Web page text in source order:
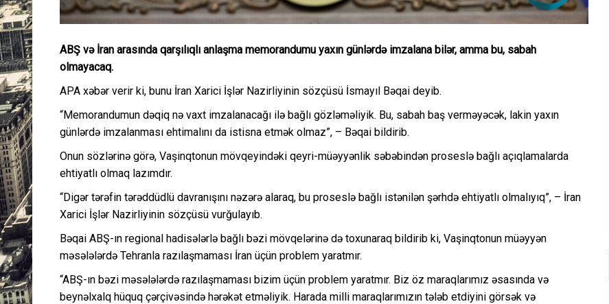
ABŞ və İran arasında qarşılıqlı anlaşma memorandumu yaxın günlərdə imzalana bilər, amma bu, sabah
olmayacaq.
APA xəbər verir ki, bunu İran Xarici İşlər Nazirliyinin sözçüsü İsmayıl Bəqai deyib.
“Memorandumun dəqiq nə vaxt imzalanacağı ilə bağlı gözləməliyik. Bu, sabah baş verməyəcək, lakin yaxın
günlərdə imzalanması ehtimalını da istisna etmək olmaz”, – Bəqai bildirib.
Onun sözlərinə görə, Vaşinqtonun mövqeyindəki qeyri-müəyyənlik səbəbindən proseslə bağlı açıqlamalarda
ehtiyatlı olmaq lazımdır.
“Digər tərəfin tərəddüdlü davranışını nəzərə alaraq, bu proseslə bağlı istənilən şərhdə ehtiyatlı olmalıyıq”, – İran
Xarici İşlər Nazirliyinin sözçüsü vurğulayıb.
Bəqai ABŞ-ın regional hadisələrlə bağlı bəzi mövqelərinə də toxunaraq bildirib ki, Vaşinqtonun müəyyən
məsələlərdə Tehranla razılaşmaması İran üçün problem yaratmır.
“ABŞ-ın bəzi məsələlərdə razılaşmaması bizim üçün problem yaratmır. Biz öz maraqlarımız əsasında və
beynəlxalq hüquq çərçivəsində hərəkət etməliyik. Harada milli maraqlarımızın tələb etdiyini görsək və